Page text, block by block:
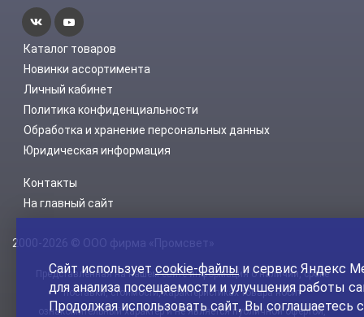
Каталог товаров
Новинки ассортимента
Личный кабинет
Политика конфиденциальности
Обработка и хранение персональных данных
Юридическая информация
Контакты
На главный сайт
2000-2026 © ООО фирма «Промсвет»
Представленная на нашем сайте информация о наличии, сроке
поставки, стоимости, характеристиках товара носит
ознакомительный характер и не является публичной офертой,
Сайт используетcookie-файлы и сервис Яндекс
для анализа посещаемости и улучшения работы
Продолжая использовать сайт, Вы соглашаетесь